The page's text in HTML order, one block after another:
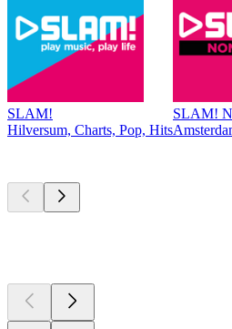
SLAM!
Hilversum, Charts, Pop, Hits
SLAM!